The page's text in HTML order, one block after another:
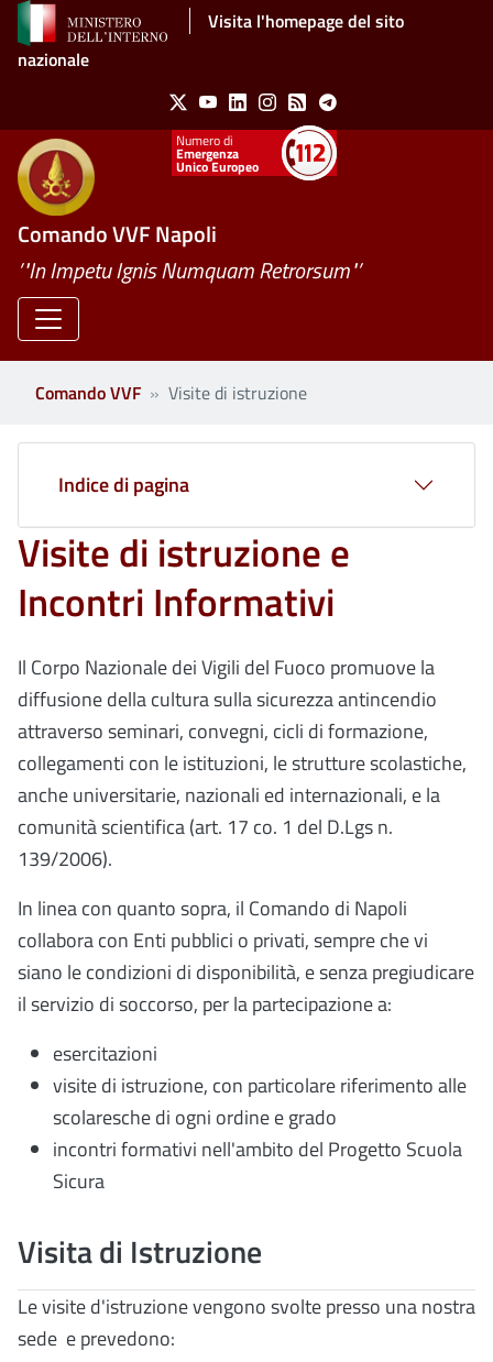
Salta al contenuto principaleVisita l'homepage del sito
nazionale
Social Menu
X YoutubeLinkedinInstagram
Feed Telegram
Emergenza
Unico Europeo
Comando VVF Napoli
’"In Impetu Ignis Numquam Retrorsum"’
Comando VVF Visite di istruzione
Visite di istruzione e
Incontri Informativi
Il Corpo Nazionale dei Vigili del Fuoco promuove la
diffusione della cultura sulla sicurezza antincendio
attraverso seminari, convegni, cicli di formazione,
collegamenti con le istituzioni, le strutture scolastiche,
anche universitarie, nazionali ed internazionali, e la
comunità scientifica (art. 17 co. 1 del D.Lgs n.
139/2006).
In linea con quanto sopra, il Comando di Napoli
collabora con Enti pubblici o privati, sempre che vi
siano le condizioni di disponibilità, e senza pregiudicare
il servizio di soccorso, per la partecipazione a:
esercitazioni
visite di istruzione, con particolare riferimento alle
scolaresche di ogni ordine e grado
incontri formativi nell'ambito del Progetto Scuola
Sicura
Visita di Istruzione
Le visite d'istruzione vengono svolte presso una nostra
sede e prevedono:
Indice di pagina